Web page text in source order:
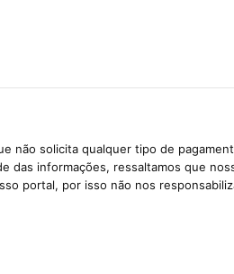
não solicita qualquer tipo de
das informações, ressaltamos que
portal, por isso não nos